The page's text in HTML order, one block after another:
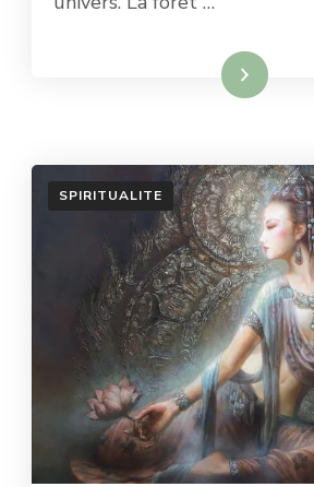
Lire la suite
SPIRITUALITE